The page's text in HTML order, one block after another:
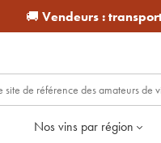
🚚 Vendeurs :
Nos vins par région